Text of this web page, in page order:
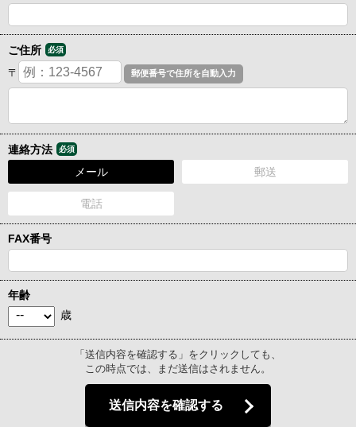
ご住所 必須
〒
連絡方法 必須
メール 郵送
電話
FAX番号
年齢
歳
「送信内容を確認する」をクリックしても、
この時点では、まだ送信はされません。
送信内容を確認する